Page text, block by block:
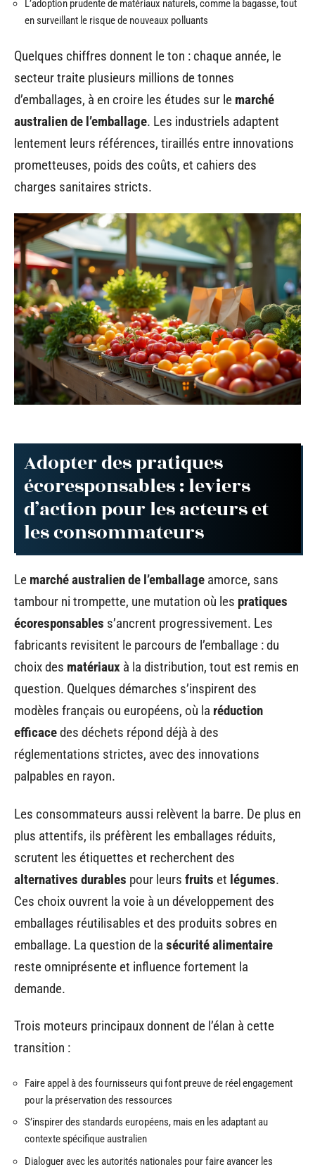
L’adoption prudente de matériaux naturels, comme la bagasse, tout
en surveillant le risque de nouveaux polluants
Quelques chiffres donnent le ton : chaque année, le
secteur traite plusieurs millions de tonnes
d’emballages, à en croire les études sur le marché
australien de l’emballage. Les industriels adaptent
lentement leurs références, tiraillés entre innovations
prometteuses, poids des coûts, et cahiers des
charges sanitaires stricts.
Adopter des pratiques
écoresponsables : leviers
d’action pour les acteurs et
les consommateurs
Le marché australien de l’emballage amorce, sans
tambour ni trompette, une mutation où les pratiques
écoresponsables s’ancrent progressivement. Les
fabricants revisitent le parcours de l’emballage : du
choix des matériaux à la distribution, tout est remis en
question. Quelques démarches s’inspirent des
modèles français ou européens, où la réduction
efficacedes déchets répond déjà à des
réglementations strictes, avec des innovations
palpables en rayon.
Les consommateurs aussi relèvent la barre. De plus en
plus attentifs, ils préfèrent les emballages réduits,
scrutent les étiquettes et recherchent des
alternatives durables pour leurs fruits et légumes.
Ces choix ouvrent la voie à un développement des
emballages réutilisables et des produits sobres en
emballage. La question de la sécurité alimentaire
reste omniprésente et influence fortement la
demande.
Trois moteurs principaux donnent de l’élan à cette
transition :
Faire appel à des fournisseurs qui font preuve de réel engagement
pour la préservation des ressources
S’inspirer des standards européens, mais en les adaptant au
contexte spécifique australien
Dialoguer avec les autorités nationales pour faire avancer les